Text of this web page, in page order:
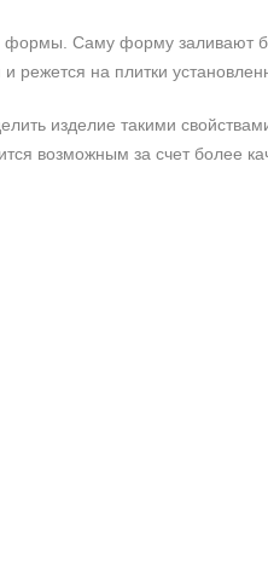
Саму форму заливают
режется на плитки
изделие такими
возможным за счет более